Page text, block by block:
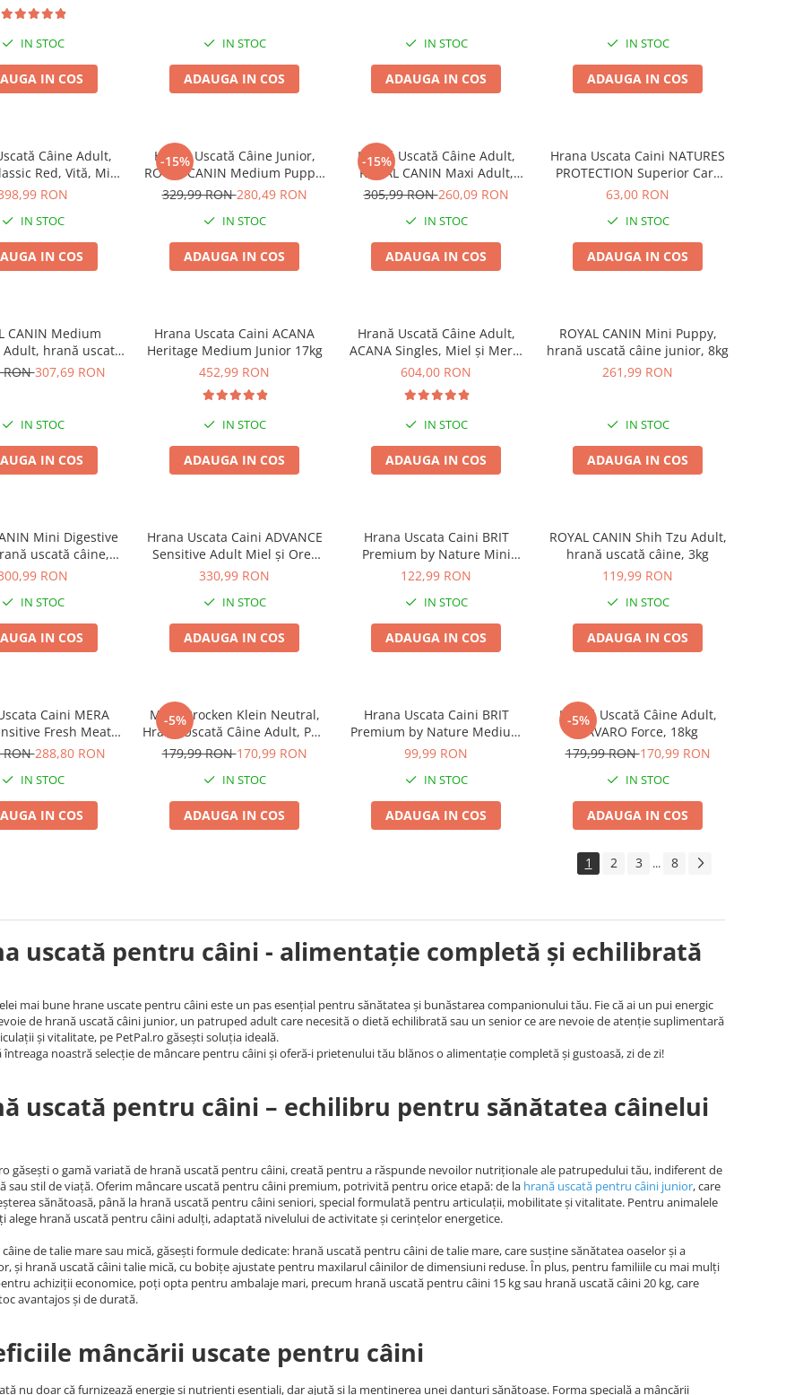
IN STOC
IN COS
IN STOC
ADAUGA IN COS
IN STOC
ADAUGA IN COS
IN STOC
ADAUGA IN COS
Câine Adult,
Red, Vită, Miel
Porc, 14,5kg
RON
IN STOC
IN COS
-15%
Hrană Uscată Câine Junior,
ROYAL CANIN Medium Puppy,
12kg
329,99 RON280,49 RON
IN STOC
ADAUGA IN COS
-15%
Hrană Uscată Câine Adult,
ROYAL CANIN Maxi Adult,
12kg
305,99 RON260,09 RON
IN STOC
ADAUGA IN COS
Hrana Uscata Caini NATURES
PROTECTION Superior Care
White Lamb Adult Small &
63,00 RON
IN STOC
ADAUGA IN COS
CANIN Medium
hrană uscată
sterilizat, 12kg
RON307,69 RON
IN STOC
IN COS
Hrana Uscata Caini ACANA
Heritage Medium Junior 17kg
452,99 RON
IN STOC
ADAUGA IN COS
Hrană Uscată Câine Adult,
ACANA Singles, Miel și Mere,
17kg
604,00 RON
IN STOC
ADAUGA IN COS
ROYAL CANIN Mini Puppy,
hrană uscată câine junior, 8kg
261,99 RON
IN STOC
ADAUGA IN COS
Mini Digestive
uscată câine,
digestiv, 8kg
RON
IN STOC
IN COS
Hrana Uscata Caini ADVANCE
Sensitive Adult Miel și Orez
12kg
330,99 RON
IN STOC
ADAUGA IN COS
Hrana Uscata Caini BRIT
Premium by Nature Mini
Adult 8kg
122,99 RON
IN STOC
ADAUGA IN COS
ROYAL CANIN Shih Tzu Adult,
hrană uscată câine, 3kg
119,99 RON
IN STOC
ADAUGA IN COS
Caini MERA
Fresh Meat
Adult Curcan si
RON288,80 RON
IN STOC
IN COS
-5%
Mera Brocken Klein Neutral,
Hrană Uscată Câine Adult, Pui,
15kg
179,99 RON170,99 RON
IN STOC
ADAUGA IN COS
Hrana Uscata Caini BRIT
Premium by Nature Medium
Adult 8kg
99,99 RON
IN STOC
ADAUGA IN COS
-5%
Hrană Uscată Câine Adult,
BAVARO Force, 18kg
179,99 RON170,99 RON
IN STOC
ADAUGA IN COS
1 2 3 ... 8
uscată pentru câini - alimentație completă și echilibrată
mai bune hrane uscate pentru câini este un pas esențial pentru sănătatea și bunăstarea companionului tău. Fie că ai un pui energic
de hrană uscată câini junior, un patruped adult care necesită o dietă echilibrată sau un senior ce are nevoie de atenție suplimentară
și vitalitate, pe PetPal.ro găsești soluția ideală.
întreaga noastră selecție de mâncare pentru câini și oferă-i prietenului tău blănos o alimentație completă și gustoasă, zi de zi!
uscată pentru câini – echilibru pentru sănătatea câinelui
găsești o gamă variată de hrană uscată pentru câini, creată pentru a răspunde nevoilor nutriționale ale patrupedului tău, indiferent de
sau stil de viață. Oferim mâncare uscată pentru câini premium, potrivită pentru orice etapă: de la hrană uscată pentru câini junior, care
sănătoasă, până la hrană uscată pentru câini seniori, special formulată pentru articulații, mobilitate și vitalitate. Pentru animalele
alege hrană uscată pentru câini adulți, adaptată nivelului de activitate și cerințelor energetice.
câine de talie mare sau mică, găsești formule dedicate: hrană uscată pentru câini de talie mare, care susține sănătatea oaselor și a
și hrană uscată câini talie mică, cu bobițe ajustate pentru maxilarul câinilor de dimensiuni reduse. În plus, pentru familiile cu mai mulți
achiziții economice, poți opta pentru ambalaje mari, precum hrană uscată pentru câini 15 kg sau hrană uscată câini 20 kg, care
avantajos și de durată.
mâncării uscate pentru câini
nu doar că furnizează energie și nutrienți esențiali, dar ajută și la menținerea unei danturi sănătoase. Forma specială a mâncării